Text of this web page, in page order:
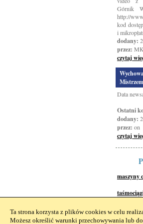
Ta strona korzysta z plików cookies w celu
Możesz określić warunki przechowywania lub
Górnik
http://
kod
i
dodany:
przez:
czytaj
Data
Ostatni
dodany:
przez: on
czytaj
maszyny